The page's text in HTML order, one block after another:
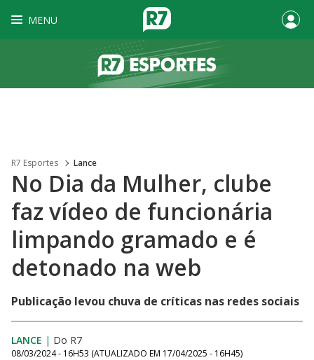
MENU
R7 Esportes Lance
No Dia da Mulher, clube
faz vídeo de funcionária
limpando gramado e é
detonado na web
Publicação levou chuva de críticas nas redes sociais
LANCE | Do R7
08/03/2024 - 16H53 (ATUALIZADO EM 17/04/2025 - 16H45)